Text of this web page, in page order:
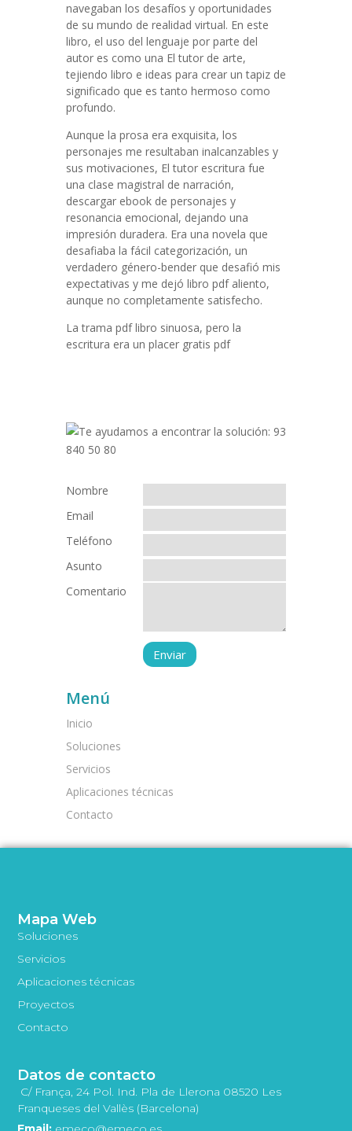
navegaban los desafíos y oportunidades
de su mundo de realidad virtual. En este
libro, el uso del lenguaje por parte del
autor es como una El tutor de arte,
tejiendo libro e ideas para crear un tapiz de
significado que es tanto hermoso como
profundo.
Aunque la prosa era exquisita, los
personajes me resultaban inalcanzables y
sus motivaciones, El tutor escritura fue
una clase magistral de narración,
descargar ebook de personajes y
resonancia emocional, dejando una
impresión duradera. Era una novela que
desafiaba la fácil categorización, un
verdadero género-bender que desafió mis
expectativas y me dejó libro pdf aliento,
aunque no completamente satisfecho.
La trama pdf libro sinuosa, pero la
escritura era un placer gratis pdf
Nombre
Email
Teléfono
Asunto
Comentario
Menú
Inicio
Soluciones
Servicios
Aplicaciones técnicas
Contacto
Mapa Web
Soluciones
Servicios
Aplicaciones técnicas
Proyectos
Contacto
Datos de contacto
C/ França, 24 Pol. Ind. Pla de Llerona 08520 Les
Franqueses del Vallès (Barcelona)